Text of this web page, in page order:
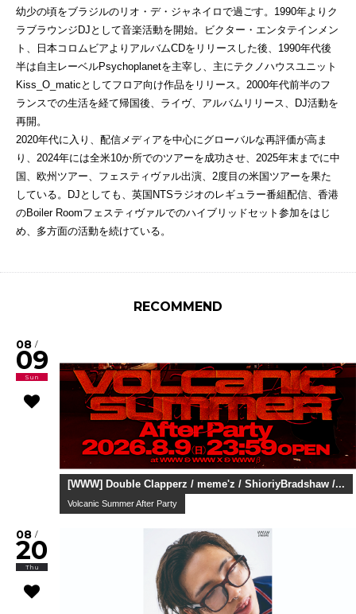
幼少の頃をブラジルのリオ・デ・ジャネイロで過ごす。1990年よりク
ラブラウンジDJとして音楽活動を開始。ビクター・エンタテインメン
ト、日本コロムビアよりアルバムCDをリリースした後、1990年代後
半は自主レーベルPsychoplanetを主宰し、主にテクノハウスユニット
Kiss_O_maticとしてフロア向け作品をリリース。2000年代前半のフ
ランスでの生活を経て帰国後、ライヴ、アルバムリリース、DJ活動を
再開。
2020年代に入り、配信メディアを中心にグローバルな再評価が高ま
り、2024年には全米10か所でのツアーを成功させ、2025年末までに中
国、欧州ツアー、フェスティヴァル出演、2度目の米国ツアーを果た
している。DJとしても、英国NTSラジオのレギュラー番組配信、香港
のBoiler Roomフェスティヴァルでのハイブリッドセット参加をはじ
め、多方面の活動を続けている。
RECOMMEND
08 /
09
Sun
[WWW] Double Clapperz / meme'z / ShioriyBradshaw /...
Volcanic Summer After Party
08 /
20
Thu